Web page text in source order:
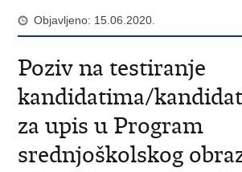
Objavljeno: 15.06.2020.
Poziv na testiranje
kandidatima/
za upis u Program
srednjoškolskog